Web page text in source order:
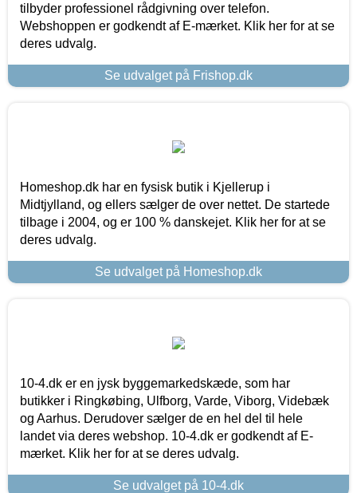
tilbyder professionel rådgivning over telefon.
Webshoppen er godkendt af E-mærket. Klik her for at se
deres udvalg.
Se udvalget på Frishop.dk
Homeshop.dk har en fysisk butik i Kjellerup i
Midtjylland, og ellers sælger de over nettet. De startede
tilbage i 2004, og er 100 % danskejet. Klik her for at se
deres udvalg.
Se udvalget på Homeshop.dk
10-4.dk er en jysk byggemarkedskæde, som har
butikker i Ringkøbing, Ulfborg, Varde, Viborg, Videbæk
og Aarhus. Derudover sælger de en hel del til hele
landet via deres webshop. 10-4.dk er godkendt af E-
mærket. Klik her for at se deres udvalg.
Se udvalget på 10-4.dk